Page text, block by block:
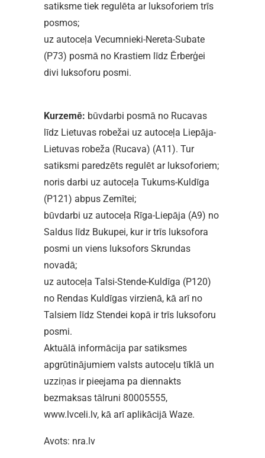
satiksme tiek regulēta ar luksoforiem trīs
posmos;
uz autoceļa Vecumnieki-Nereta-Subate
(P73) posmā no Krastiem līdz Ērberģei
divi luksoforu posmi.
Kurzemē: būvdarbi posmā no Rucavas
līdz Lietuvas robežai uz autoceļa Liepāja-
Lietuvas robeža (Rucava) (A11). Tur
satiksmi paredzēts regulēt ar luksoforiem;
noris darbi uz autoceļa Tukums-Kuldīga
(P121) abpus Zemītei;
būvdarbi uz autoceļa Rīga-Liepāja (A9) no
Saldus līdz Bukupei, kur ir trīs luksofora
posmi un viens luksofors Skrundas
novadā;
uz autoceļa Talsi-Stende-Kuldīga (P120)
no Rendas Kuldīgas virzienā, kā arī no
Talsiem līdz Stendei kopā ir trīs luksoforu
posmi.
Aktuālā informācija par satiksmes
apgrūtinājumiem valsts autoceļu tīklā un
uzziņas ir pieejama pa diennakts
bezmaksas tālruni 80005555,
www.lvceli.lv, kā arī aplikācijā Waze.
Avots: nra.lv